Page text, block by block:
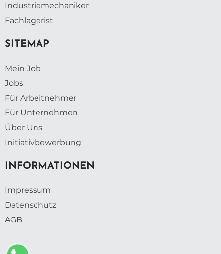
Industriemechaniker
Fachlagerist
SITEMAP
Mein Job
Jobs
Für Arbeitnehmer
Für Unternehmen
Über Uns
Initiativbewerbung
INFORMATIONEN
Impressum
Datenschutz
AGB